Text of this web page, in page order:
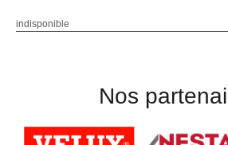
indisponible
Nos